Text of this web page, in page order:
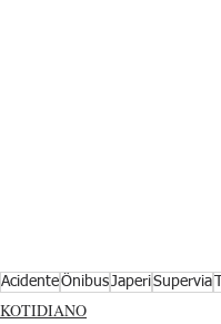
AcidenteÔnibusJaperiSupervia
KOTIDIANO